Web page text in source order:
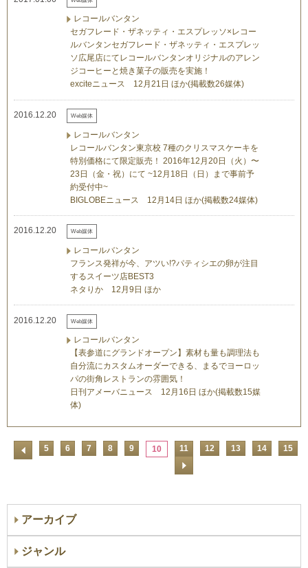
レコールバンタン
セガフレード・ザネッティ・エスプレッソ×レコー
ルバンタンセガフレード・ザネッティ・エスプレッ
ソ広尾店にてレコールバンタンオリジナルのアレン
ジコーヒーと焼き菓子の販売を実施！
exciteニュース 12月21日 ほか(掲載数26媒体)
2016.12.20 Web媒体
レコールバンタン
レコールバンタン東京校 7種のクリスマスケーキを
特別価格にて限定販売！ 2016年12月20日（火）〜
23日（金・祝）にて ~12月18日（日）まで事前予
約受付中~
BIGLOBEニュース 12月14日 ほか(掲載数24媒体)
2016.12.20 Web媒体
レコールバンタン
フランス発祥が今、アツい!?パティシエの卵が注目
するスイーツ店BEST3
ネタりか 12月9日 ほか
2016.12.20 Web媒体
レコールバンタン
【表参道にグランドオープン】素材も量も調理法も
自分流にカスタムオーダーできる、まるでヨーロッ
パの街角レストランの雰囲気！
日刊アメーバニュース 12月16日 ほか(掲載数15媒
体)
5 6 7 8 9 10 11 12 13 14 15
アーカイブ
ジャンル